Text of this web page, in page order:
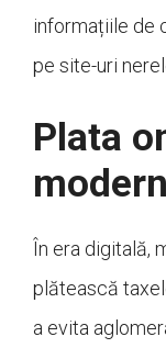
informațiile de
pe site-uri
Plata
În era digitală,
plătească
a evita